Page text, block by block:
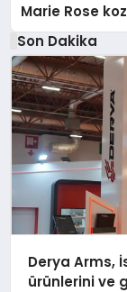
Marie Rose
Son Dakika
Derya Arms,
ürünlerini ve